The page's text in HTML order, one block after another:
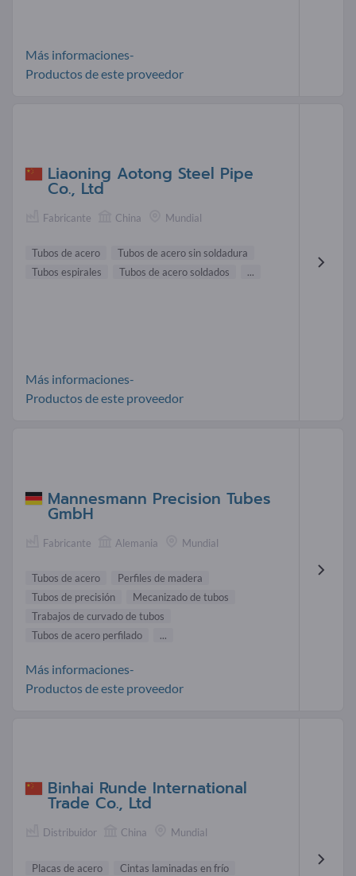
Más informaciones-
Productos de este proveedor
Liaoning Aotong Steel Pipe
Co., Ltd
Fabricante China Mundial
Tubos de acero
Tubos de acero sin soldadura
Tubos espirales
Tubos de acero soldados ...
Más informaciones-
Productos de este proveedor
Mannesmann Precision Tubes
GmbH
Fabricante Alemania Mundial
Tubos de acero
Perfiles de madera
Tubos de precisión
Mecanizado de tubos
Trabajos de curvado de tubos
Tubos de acero perfilado
...
Más informaciones-
Productos de este proveedor
Binhai Runde International
Trade Co., Ltd
Distribuidor China Mundial
Placas de acero
Cintas laminadas en frío